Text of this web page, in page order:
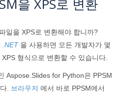
을 XPS로 변환
일을 XPS로 변환해야 합니까?
.NET을 사용하면 모든 개발자가 몇
형식으로 변환할 수 있습니다.
Aspose.Slides for Python은 PPSM
.
브라우저 에서 바로 PPSM에서